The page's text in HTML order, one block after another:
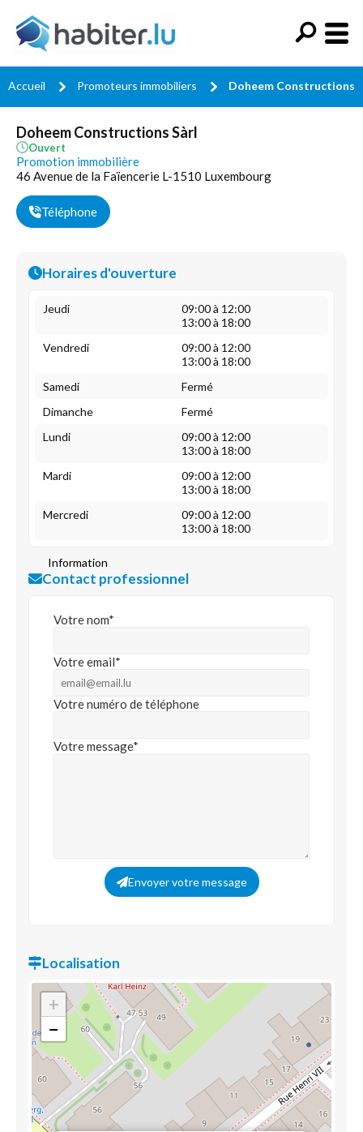
Accueil Promoteurs immobiliers Doheem Constructions
Doheem Constructions Sàrl
Ouvert
Promotion immobilière
46 Avenue de la Faïencerie L-1510 Luxembourg
Téléphone
Horaires d'ouverture
Jeudi
09:00 à 12:00
13:00 à 18:00
Vendredi
09:00 à 12:00
13:00 à 18:00
Samedi
Fermé
Dimanche
Fermé
Lundi
09:00 à 12:00
13:00 à 18:00
Mardi
09:00 à 12:00
13:00 à 18:00
Mercredi
09:00 à 12:00
13:00 à 18:00
Information
Contact professionnel
Votre nom*
Votre email*
Votre numéro de téléphone
Votre message*
Envoyer votre message
Localisation
+
−